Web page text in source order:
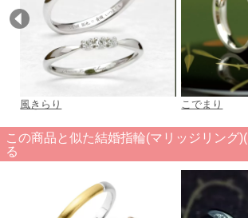
風きらり こでまり
この商品と似た結婚指輪(マリッジリング
る